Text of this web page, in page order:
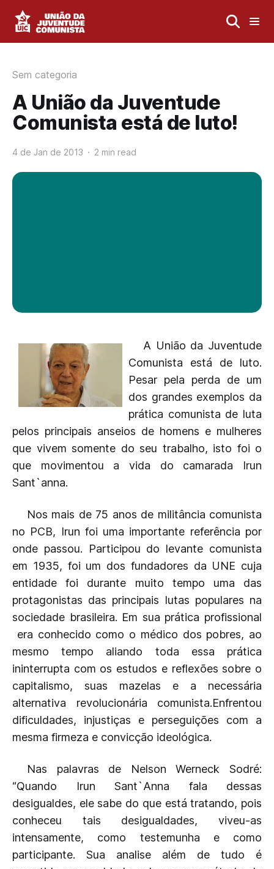
Sem categoria
A União da Juventude
Comunista está de luto!
4 de Jan de 2013 2 min read
A União da Juventude
Comunista está de luto.
Pesar pela perda de um
dos grandes exemplos da
prática comunista de luta
pelos principais anseios de homens e mulheres
que vivem somente do seu trabalho, isto foi o
que movimentou a vida do camarada Irun
Sant`anna.
Nos mais de 75 anos de militância comunista
no PCB, Irun foi uma importante referência por
onde passou. Participou do levante comunista
em 1935, foi um dos fundadores da UNE cuja
entidade foi durante muito tempo uma das
protagonistas das principais lutas populares na
sociedade brasileira. Em sua prática profissional
era conhecido como o médico dos pobres, ao
mesmo tempo aliando toda essa prática
ininterrupta com os estudos e reflexões sobre o
capitalismo, suas mazelas e a necessária
alternativa revolucionária comunista.Enfrentou
dificuldades, injustiças e perseguições com a
mesma firmeza e convicção ideológica.
Nas palavras de Nelson Werneck Sodré:
“Quando Irun Sant`Anna fala dessas
desigualdes, ele sabe do que está tratando, pois
conheceu tais desigualdades, viveu-as
intensamente, como testemunha e como
participante. Sua analise além de tudo é